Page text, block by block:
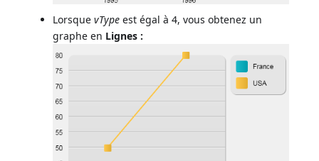
LorsquevType est égal à 4, vous obtenez un
graphe en Lignes :